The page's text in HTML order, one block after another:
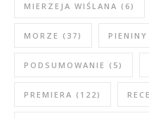
MIERZEJA WIŚLANA (6)
MORZE (37) PIENINY
PODSUMOWANIE (5)
PREMIERA (122)